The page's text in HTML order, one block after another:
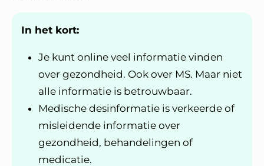
In het kort:
Je kunt online veel informatie vinden
over gezondheid. Ook over MS. Maar niet
alle informatie is betrouwbaar.
Medische desinformatie is verkeerde of
misleidende informatie over
gezondheid, behandelingen of
medicatie.